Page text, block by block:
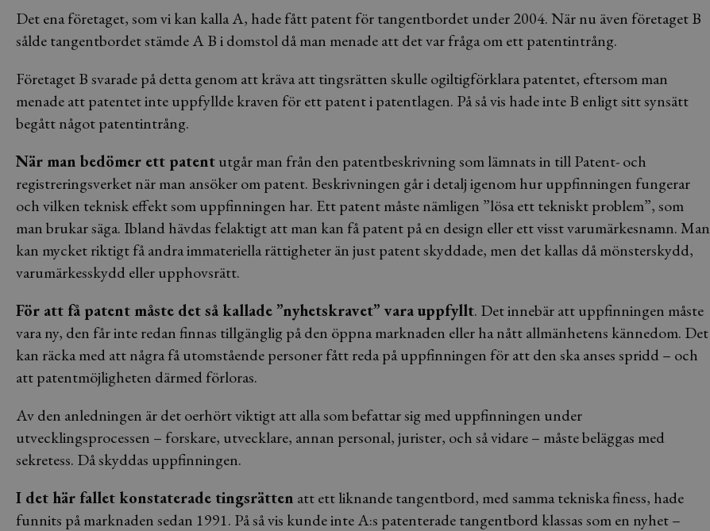
Det ena företaget, som vi kan kalla A, hade fått patent för tangentbordet under 2004. När nu även företaget B
sålde tangentbordet stämde A B i domstol då man menade att det var fråga om ett patentintrång.
Företaget B svarade på detta genom att kräva att tingsrätten skulle ogiltigförklara patentet, eftersom man
menade att patentet inte uppfyllde kraven för ett patent i patentlagen. På så vis hade inte B enligt sitt synsätt
begått något patentintrång.
När man bedömer ett patentutgår man från den patentbeskrivning som lämnats in till Patent- och
registreringsverket när man ansöker om patent. Beskrivningen går i detalj igenom hur uppfinningen fungerar
och vilken teknisk effekt som uppfinningen har. Ett patent måste nämligen ”lösa ett tekniskt problem”, som
man brukar säga. Ibland hävdas felaktigt att man kan få patent på en design eller ett visst varumärkesnamn. Man
kan mycket riktigt få andra immateriella rättigheter än just patent skyddade, men det kallas då mönsterskydd,
varumärkesskydd eller upphovsrätt.
För att få patent måste det så kallade ”nyhetskravet” vara uppfyllt. Det innebär att uppfinningen måste
vara ny, den får inte redan finnas tillgänglig på den öppna marknaden eller ha nått allmänhetens kännedom. Det
kan räcka med att några få utomstående personer fått reda på uppfinningen för att den ska anses spridd – och
att patentmöjligheten därmed förloras.
Av den anledningen är det oerhört viktigt att alla som befattar sig med uppfinningen under
utvecklingsprocessen – forskare, utvecklare, annan personal, jurister, och så vidare – måste beläggas med
sekretess. Då skyddas uppfinningen.
I det här fallet konstaterade tingsrätten att ett liknande tangentbord, med samma tekniska finess, hade
funnits på marknaden sedan 1991. På så vis kunde inte A:s patenterade tangentbord klassas som en nyhet –